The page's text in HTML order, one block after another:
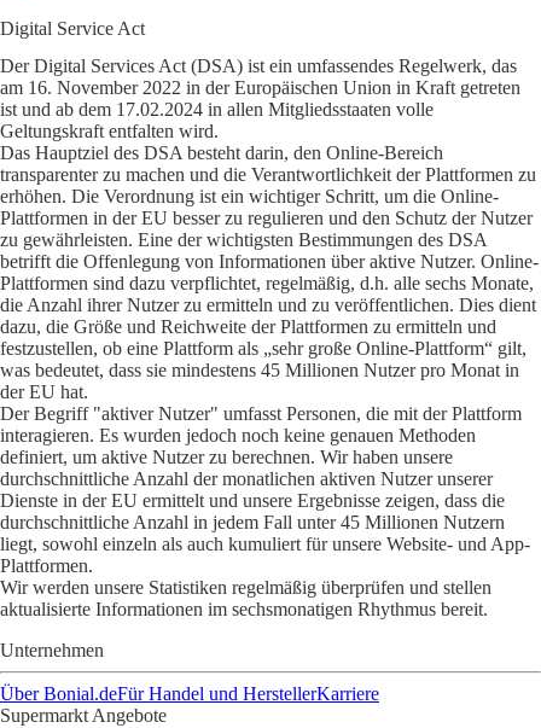
Digital Service Act
Der Digital Services Act (DSA) ist ein umfassendes Regelwerk, das
am 16. November 2022 in der Europäischen Union in Kraft getreten
ist und ab dem 17.02.2024 in allen Mitgliedsstaaten volle
Geltungskraft entfalten wird.
Das Hauptziel des DSA besteht darin, den Online-Bereich
transparenter zu machen und die Verantwortlichkeit der Plattformen zu
erhöhen. Die Verordnung ist ein wichtiger Schritt, um die Online-
Plattformen in der EU besser zu regulieren und den Schutz der Nutzer
zu gewährleisten. Eine der wichtigsten Bestimmungen des DSA
betrifft die Offenlegung von Informationen über aktive Nutzer. Online-
Plattformen sind dazu verpflichtet, regelmäßig, d.h. alle sechs Monate,
die Anzahl ihrer Nutzer zu ermitteln und zu veröffentlichen. Dies dient
dazu, die Größe und Reichweite der Plattformen zu ermitteln und
festzustellen, ob eine Plattform als „sehr große Online-Plattform“ gilt,
was bedeutet, dass sie mindestens 45 Millionen Nutzer pro Monat in
der EU hat.
Der Begriff "aktiver Nutzer" umfasst Personen, die mit der Plattform
interagieren. Es wurden jedoch noch keine genauen Methoden
definiert, um aktive Nutzer zu berechnen. Wir haben unsere
durchschnittliche Anzahl der monatlichen aktiven Nutzer unserer
Dienste in der EU ermittelt und unsere Ergebnisse zeigen, dass die
durchschnittliche Anzahl in jedem Fall unter 45 Millionen Nutzern
liegt, sowohl einzeln als auch kumuliert für unsere Website- und App-
Plattformen.
Wir werden unsere Statistiken regelmäßig überprüfen und stellen
aktualisierte Informationen im sechsmonatigen Rhythmus bereit.
Unternehmen
Über Bonial.deFür Handel und HerstellerKarriere
Supermarkt Angebote